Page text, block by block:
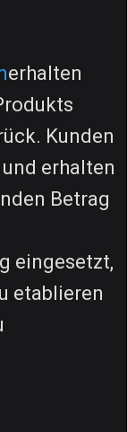
erhalten
Kunden
erhalten
Betrag
eingesetzt,
etablieren